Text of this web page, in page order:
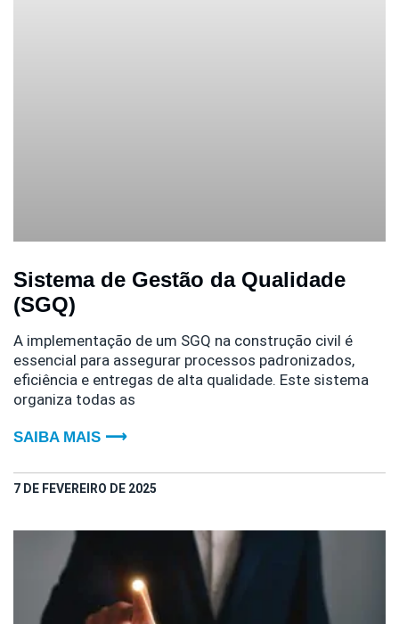
Sistema de Gestão da Qualidade
(SGQ)
A implementação de um SGQ na construção civil é
essencial para assegurar processos padronizados,
eficiência e entregas de alta qualidade. Este sistema
organiza todas as
SAIBA MAIS ⟶
7 DE FEVEREIRO DE 2025